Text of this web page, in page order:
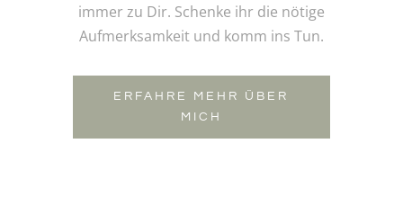
immer zu Dir. Schenke ihr die nötige
Aufmerksamkeit und komm ins Tun.
ERFAHRE MEHR ÜBER
MICH